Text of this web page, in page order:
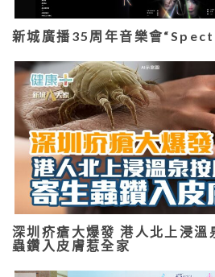
新城廣播35周年音樂會
深圳疥瘡大爆發 港人北上浸溫
蟲鑽入皮膚惹全家